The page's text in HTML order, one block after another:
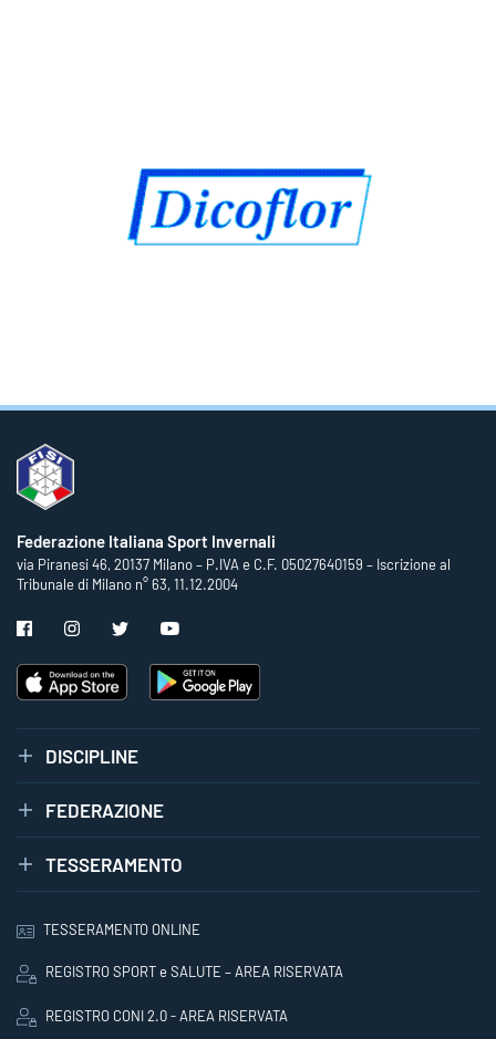
Federazione Italiana Sport Invernali
via Piranesi 46, 20137 Milano – P.IVA e C.F. 05027640159 – Iscrizione al
Tribunale di Milano n° 63, 11.12.2004
DISCIPLINE
FEDERAZIONE
TESSERAMENTO
TESSERAMENTO ONLINE
REGISTRO SPORT e SALUTE – AREA RISERVATA
REGISTRO CONI 2.0 - AREA RISERVATA